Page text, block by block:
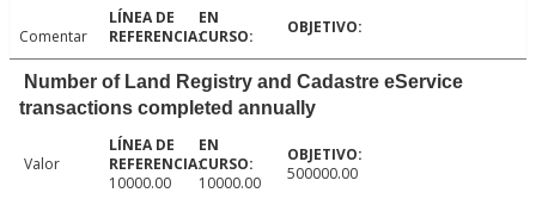
Comentar
Number of Land Registry and Cadastre eService
transactions completed annually
Valor
10000.00
10000.00 500000.00